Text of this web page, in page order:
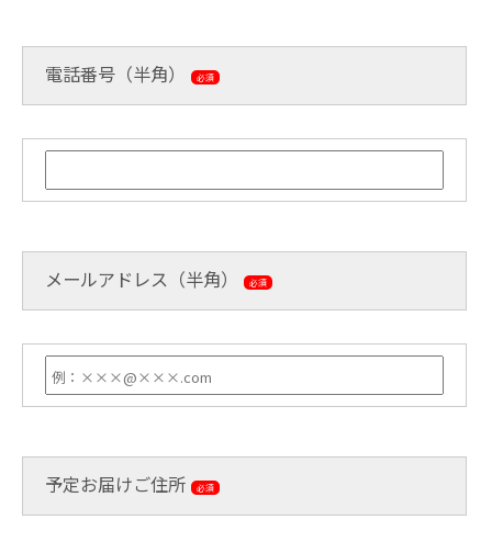
電話番号（半角） 必須
メールアドレス（半角） 必須
予定お届けご住所 必須